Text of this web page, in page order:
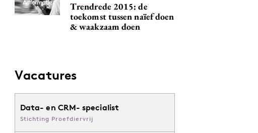
Trendrede 2015: de
toekomst tussen naïef doen
& waakzaam doen
Vacatures
Data- en CRM- specialist
Stichting Proefdiervrij